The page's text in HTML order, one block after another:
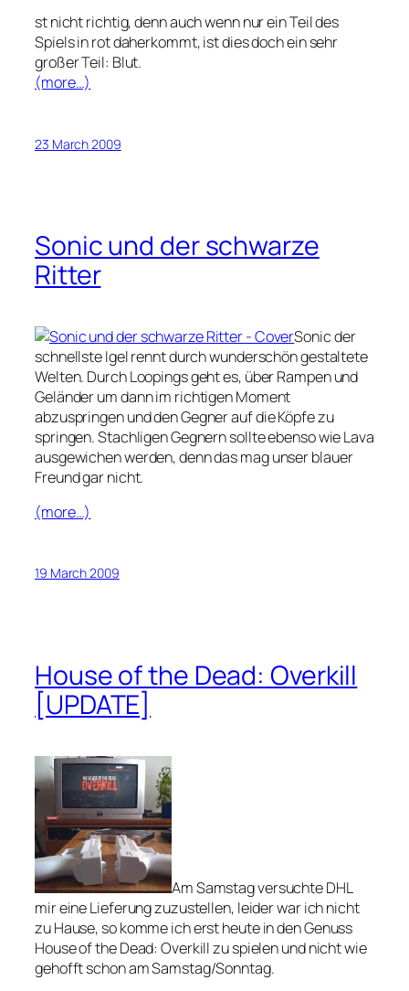
st nicht richtig, denn auch wenn nur ein Teil des
Spiels in rot daherkommt, ist dies doch ein sehr
großer Teil: Blut.
(more…)
23 March 2009
Sonic und der schwarze
Ritter
Sonic der
schnellste Igel rennt durch wunderschön gestaltete
Welten. Durch Loopings geht es, über Rampen und
Geländer um dann im richtigen Moment
abzuspringen und den Gegner auf die Köpfe zu
springen. Stachligen Gegnern sollte ebenso wie Lava
ausgewichen werden, denn das mag unser blauer
Freund gar nicht.
(more…)
19 March 2009
House of the Dead: Overkill
[UPDATE]
Am Samstag versuchte DHL
mir eine Lieferung zuzustellen, leider war ich nicht
zu Hause, so komme ich erst heute in den Genuss
House of the Dead: Overkill zu spielen und nicht wie
gehofft schon am Samstag/Sonntag.